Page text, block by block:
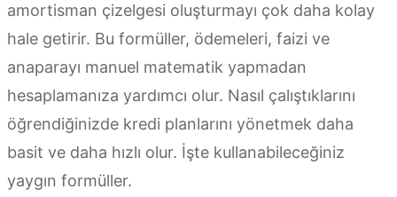
amortisman çizelgesi oluşturmayı çok daha kolay
hale getirir. Bu formüller, ödemeleri, faizi ve
anaparayı manuel matematik yapmadan
hesaplamanıza yardımcı olur. Nasıl çalıştıklarını
öğrendiğinizde kredi planlarını yönetmek daha
basit ve daha hızlı olur. İşte kullanabileceğiniz
yaygın formüller.